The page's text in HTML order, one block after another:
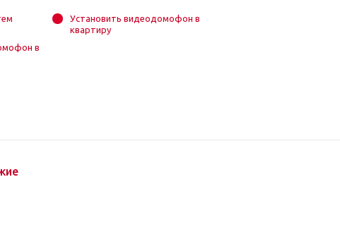
Установить видеодомофон в
квартиру
в